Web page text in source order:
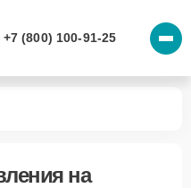
+7 (800) 100-91-25
на